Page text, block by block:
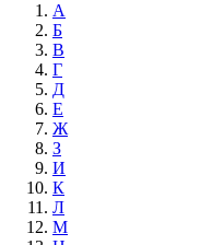
А
Б
В
Г
Д
Е
Ж
З
И
К
Л
М